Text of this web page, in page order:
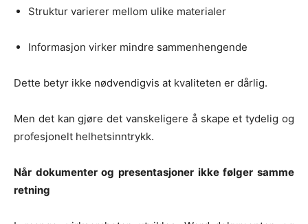
Struktur varierer mellom ulike materialer
Informasjon virker mindre sammenhengende
Dette betyr ikke nødvendigvis at kvaliteten er dårlig.
Men det kan gjøre det vanskeligere å skape et tydelig og
profesjonelt helhetsinntrykk.
Når dokumenter og presentasjoner ikke følger samme
retning